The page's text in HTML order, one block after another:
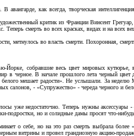
авангарде, как всегда, творческая
критик из Франции Винсент
Теперь смерть во всех красках, видах и на всех
метнулось во власть смерти. Похоронная,
собравшие весь цвет мировых кутюрье,
в черное. В начале прошлого лета черный
мешает радости». Не услышали. За неделю
салонов, - «Супружество» - череда черного и
уже недостаточно. Теперь нужны аксессуары
но и солидные дамы просят что-
о себе, но на это раз смерть выбрала
витрины и провел грандиозную акцию-